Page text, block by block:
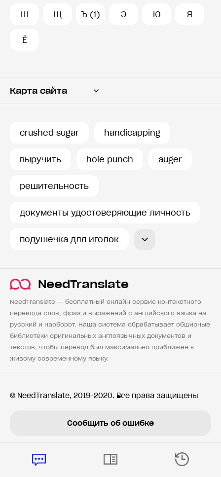
Ш Щ Ъ (1) Э Ю Я
Ё
Карта сайта
История запросов
crushed sugar handicapping
выручить hole punch auger
решительность
документы удостоверяющие личность
подушечка для иголок
NeedTranslate
NeedTranslate — бесплатный онлайн сервис контекстного
перевода слов, фраз и выражений с английского языка на
русский и наоборот. Наша система обрабатывает обширные
библиотеки оригинальных англоязычных документов и
текстов, чтобы перевод был максимально приближен к
живому современному языку.
© NeedTranslate, 2019-2020. Все права защищены
Сообщить об ошибке